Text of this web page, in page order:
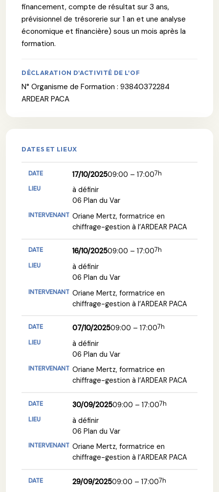
financement, compte de résultat sur 3 ans,
prévisionnel de trésorerie sur 1 an et une analyse
économique et financière) sous un mois après la
formation.
DÉCLARATION D'ACTIVITÉ DE L'OF
N° Organisme de Formation : 93840372284
ARDEAR PACA
DATES ET LIEUX
17/10/202509:00 – 17:007h
à définir
06 Plan du Var
Oriane Mertz, formatrice en
chiffrage-gestion à l’ARDEAR PACA
16/10/202509:00 – 17:007h
à définir
06 Plan du Var
Oriane Mertz, formatrice en
chiffrage-gestion à l’ARDEAR PACA
07/10/202509:00 – 17:007h
à définir
06 Plan du Var
Oriane Mertz, formatrice en
chiffrage-gestion à l’ARDEAR PACA
30/09/202509:00 – 17:007h
à définir
06 Plan du Var
Oriane Mertz, formatrice en
chiffrage-gestion à l’ARDEAR PACA
29/09/202509:00 – 17:007h